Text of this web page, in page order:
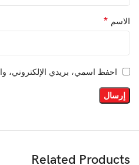
الاسم *
احفظ اسمي، بريدي الإلكتروني،
Related Products